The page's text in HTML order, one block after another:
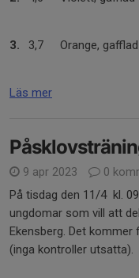
3. 3,7 Orange, gafflad
Läs mer
9 apr 2023
0
På tisdag den 11/4 kl.
ungdomar som vill att
Ekensberg. Det
(inga kontroller utsatta).